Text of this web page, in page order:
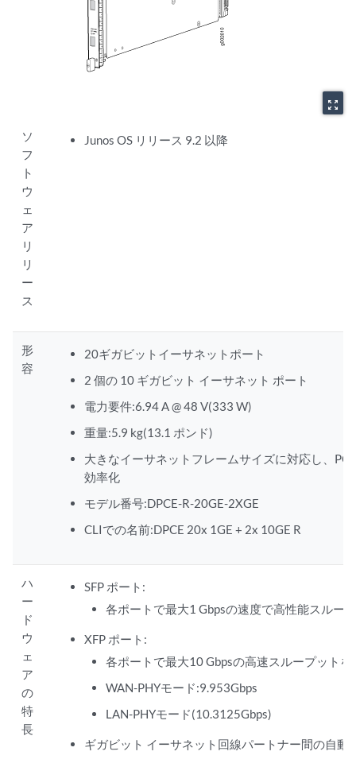
zoom_out_map
ソ
フ
ト
ウ
ェ
ア
リ
リ
ー
ス
Junos OS リリース 9.2 以降
形
容
20ギガビットイーサネットポート
2 個の 10 ギガビット イーサネット ポート
電力要件:6.94 A @ 48 V(333 W)
重量:5.9 kg(13.1 ポンド)
大きなイーサネットフレームサイズに対応し、
効率化
モデル番号:DPCE-R-20GE-2XGE
CLIでの名前:DPCE 20x 1GE + 2x 10GE R
ハ
ー
ド
ウ
ェ
ア
の
特
長
SFP ポート:
各ポートで最大1 Gbpsの速度で高性能スルー
XFP ポート:
各ポートで最大10 Gbpsの高速スループットを
WAN-PHYモード:9.953Gbps
LAN-PHYモード(10.3125Gbps)
ギガビット イーサネット回線パートナー間の自動